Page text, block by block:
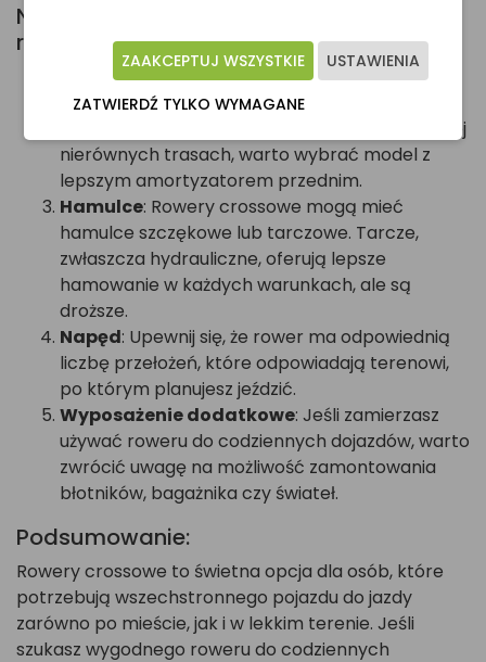
Na co zwrócić uwagę przy wyborze
roweru crossowego?
Rama: Lżejsza rama (np. aluminiowa) ułatwi
pokonywanie dłuższych dystansów.
: Jeżeli planujesz jazdę po bardziej
nierównych trasach, warto wybrać model z
lepszym amortyzatorem przednim.
Hamulce: Rowery crossowe mogą mieć
hamulce szczękowe lub tarczowe. Tarcze,
zwłaszcza hydrauliczne, oferują lepsze
hamowanie w każdych warunkach, ale są
droższe.
Napęd: Upewnij się, że rower ma odpowiednią
liczbę przełożeń, które odpowiadają terenowi,
po którym planujesz jeździć.
Wyposażenie dodatkowe: Jeśli zamierzasz
używać roweru do codziennych dojazdów, warto
zwrócić uwagę na możliwość zamontowania
błotników, bagażnika czy świateł.
Podsumowanie:
Rowery crossowe to świetna opcja dla osób, które
potrzebują wszechstronnego pojazdu do jazdy
zarówno po mieście, jak i w lekkim terenie. Jeśli
szukasz wygodnego roweru do codziennych
USTAWIENIA
ZAAKCEPTUJ WSZYSTKIE
ZATWIERDŹ TYLKO WYMAGANE